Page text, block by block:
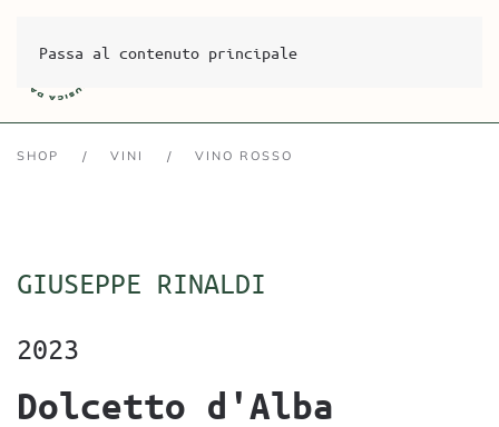
Passa al contenuto principale
SHOP VINI VINO ROSSO
GIUSEPPE RINALDI
2023
Dolcetto d'Alba